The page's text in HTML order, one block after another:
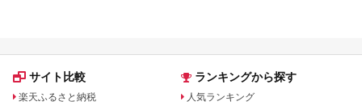
サイト比較
楽天ふるさと納税
ランキングから探す
人気ランキング